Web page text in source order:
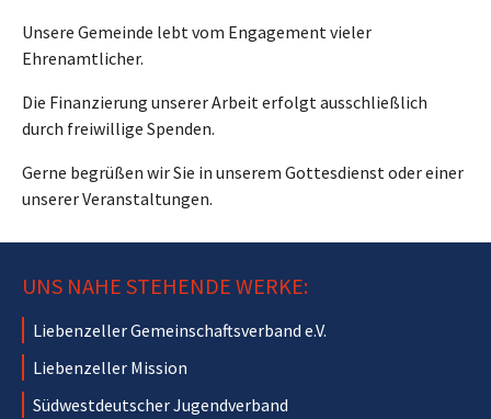
Unsere Gemeinde lebt vom Engagement vieler
Ehrenamtlicher.
Die Finanzierung unserer Arbeit erfolgt ausschließlich
durch freiwillige Spenden.
Gerne begrüßen wir Sie in unserem Gottesdienst oder einer
unserer Veranstaltungen.
UNS NAHE STEHENDE WERKE:
Liebenzeller Gemeinschaftsverband e.V.
Liebenzeller Mission
Südwestdeutscher Jugendverband